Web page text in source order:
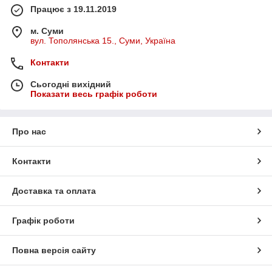
Працює з 19.11.2019
м. Суми
вул. Тополянська 15., Суми, Україна
Контакти
Сьогодні вихідний
Показати весь графік роботи
Про нас
Контакти
Доставка та оплата
Графік роботи
Повна версія сайту